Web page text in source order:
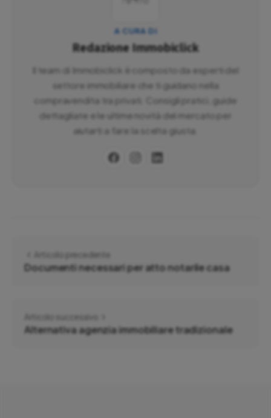
A CURA DI
Redazione Immobiclick
Il team di Immobiclick è composto da esperti del
settore immobiliare che ti guidano nella
compravendita tra privati. Consigli pratici, guide
dettagliate e le ultime novità del mercato per
aiutarti a fare la scelta giusta.
Articolo precedente
Documenti necessari per atto notarile casa
Articolo successivo
Alternativa agenzia immobiliare tradizionale